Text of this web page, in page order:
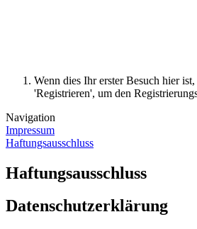
Wenn dies Ihr erster Besuch hier
'Registrieren', um den
Navigation
Impressum
Haftungsausschluss
Haftungsausschluss
Datenschutzerklärung